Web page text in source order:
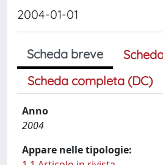
2004-01-01
Scheda breve
Scheda completa (DC)
Anno
2004
Appare nelle tipologie: